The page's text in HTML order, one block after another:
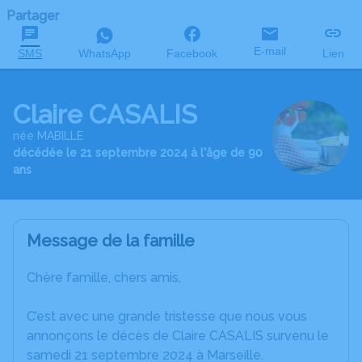
Partager
SMS WhatsApp Facebook E-mail Lien
Claire CASALIS
née MABILLE
décédée le 21 septembre 2024 à l'âge de 90
ans
Message de la famille
Chère famille, chers amis,
C’est avec une grande tristesse que nous vous
annonçons le décès de Claire CASALIS survenu le
samedi 21 septembre 2024 à Marseille.